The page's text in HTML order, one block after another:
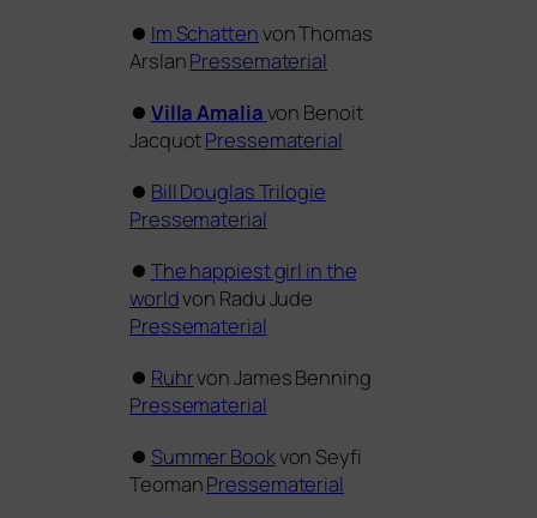
⏺ Im Schattenvon Thomas
ArslanPressematerial
⏺ Villa Amaliavon Benoit
JacquotPressematerial
⏺ Bill Douglas Trilogie
Pressematerial
⏺ The hap­piest girl in the
worldvon Radu Jude
Pressematerial
⏺ Ruhrvon James Benning
Pressematerial
⏺ Summer Bookvon Seyﬁ
TeomanPressematerial